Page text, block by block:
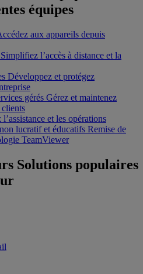
équipes
aux appareils depuis
Simplifiez l’accès à distance et la
Développez et protégez
gérés Gérez et maintenez
et les opérations
lucratif et éducatifs Remise de
TeamViewer
Solutions populaires